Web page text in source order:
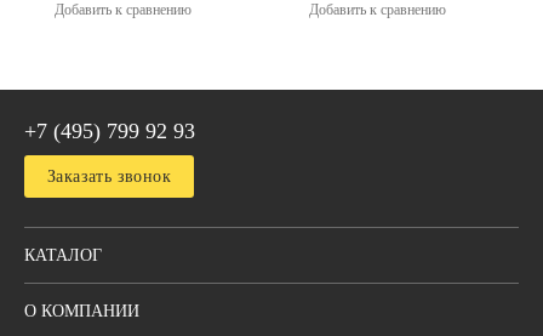
Добавить к сравнению Добавить к сравнению
+7 (495) 799 92 93
Заказать звонок
КАТАЛОГ
О КОМПАНИИ